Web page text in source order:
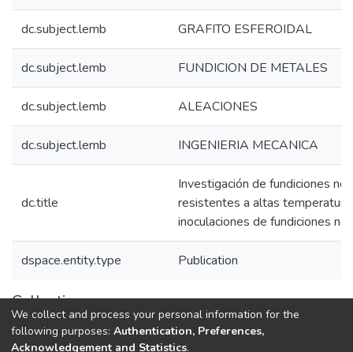
dc.subject.lemb GRAFITO ESFEROIDAL
dc.subject.lemb FUNDICION DE METALES
dc.subject.lemb ALEACIONES
dc.subject.lemb INGENIERIA MECANICA
dc.title
Investigación de fundiciones
resistentes a altas
inoculaciones de fundiciones
dspace.entity.type Publication
Collections
1.1.2. Informes Finales
We collect and process your personal information for the
following purposes: Authentication, Preferences,
Acknowledgement and Statistics.